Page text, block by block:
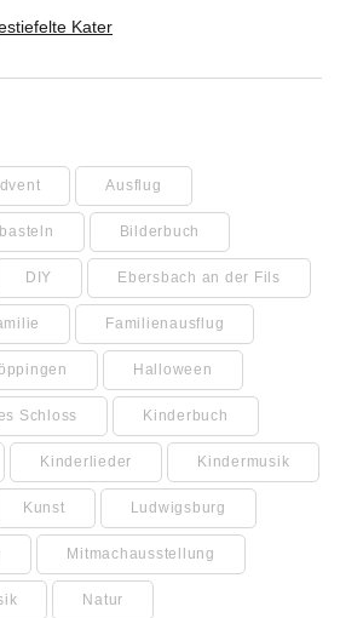
Kater
Ausflug
basteln Bilderbuch
DIY Ebersbach an der Fils
Familienausflug
Halloween
Schloss Kinderbuch
Kinderlieder Kindermusik
Kunst Ludwigsburg
Mitmachausstellung
Natur